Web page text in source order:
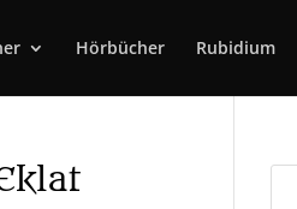
Hörbücher Rubidium